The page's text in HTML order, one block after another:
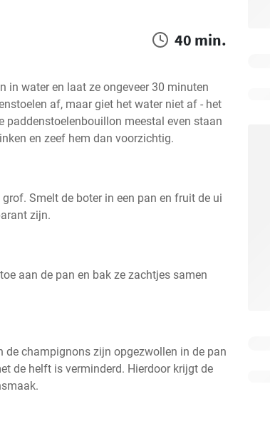
40 min.
in water en laat ze ongeveer 30 minuten
af, maar giet het water niet af - het
paddenstoelenbouillon meestal even staan
en zeef hem dan voorzichtig.
Smelt de boter in een pan en fruit de ui
zijn.
aan de pan en bak ze zachtjes samen
de champignons zijn opgezwollen in de pan
de helft is verminderd. Hierdoor krijgt de